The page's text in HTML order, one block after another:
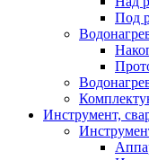
Под
Инструмент,